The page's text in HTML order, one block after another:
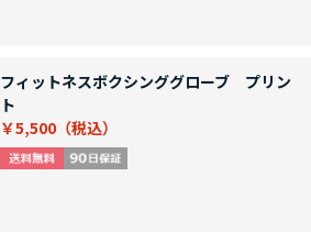
フィットネスボクシンググローブ プリン
ト
￥5,500